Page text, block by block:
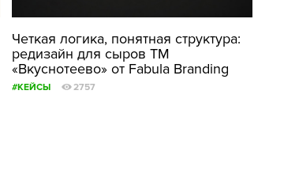
Четкая логика, понятная структура:
редизайн для сыров ТМ
«Вкуснотеево» от Fabula Branding
#КЕЙСЫ 2757